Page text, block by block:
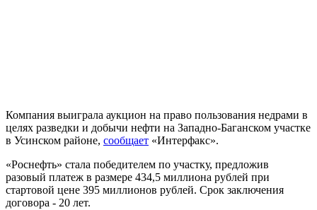
Компания выиграла аукцион на право пользования недрами в
целях разведки и добычи нефти на Западно-Баганском участке
в Усинском районе, сообщает «Интерфакс».
«Роснефть» стала победителем по участку, предложив
разовый платеж в размере 434,5 миллиона рублей при
стартовой цене 395 миллионов рублей. Срок заключения
договора - 20 лет.